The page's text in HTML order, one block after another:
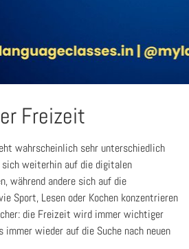
Freizeit
wahrscheinlich sehr unterschiedlich
sich weiterhin auf die digitalen
während andere sich auf die
Sport, Lesen oder Kochen konzentrieren
die Freizeit wird immer wichtiger
immer wieder auf die Suche nach neuen